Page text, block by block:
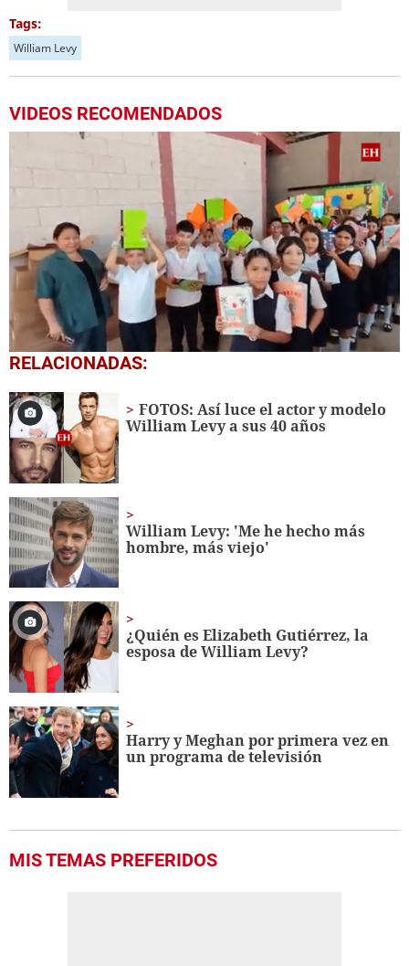
Tags:
William Levy
VIDEOS RECOMENDADOS
0
seconds
1
minute,
56
seconds
RELACIONADAS:
FOTOS: Así luce el actor y modelo
William Levy a sus 40 años
William Levy: 'Me he hecho más
hombre, más viejo'
¿Quién es Elizabeth Gutiérrez, la
esposa de William Levy?
Harry y Meghan por primera vez en
un programa de televisión
MIS TEMAS PREFERIDOS